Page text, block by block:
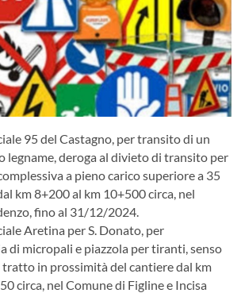
95 del Castagno, per transito di un
legname, deroga al divieto di transito per
a pieno carico superiore a 35
km 8+200 al km 10+500 circa, nel
fino al 31/12/2024.
Aretina per S. Donato, per
di micropali e piazzola per tiranti, senso
in prossimità del cantiere dal km
circa, nel Comune di Figline e Incisa